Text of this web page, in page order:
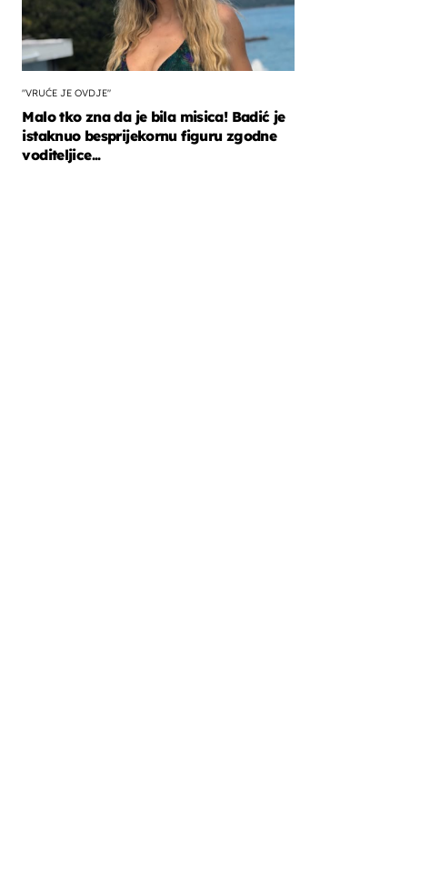
"VRUĆE JE OVDJE"
Malo tko zna da je bila misica! Badić je
istaknuo besprijekornu figuru zgodne
voditeljice...